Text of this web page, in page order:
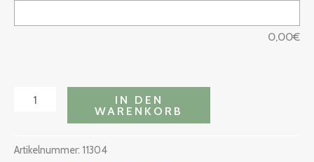
0,00€
IN DEN
WARENKORB
Artikelnummer: 11304